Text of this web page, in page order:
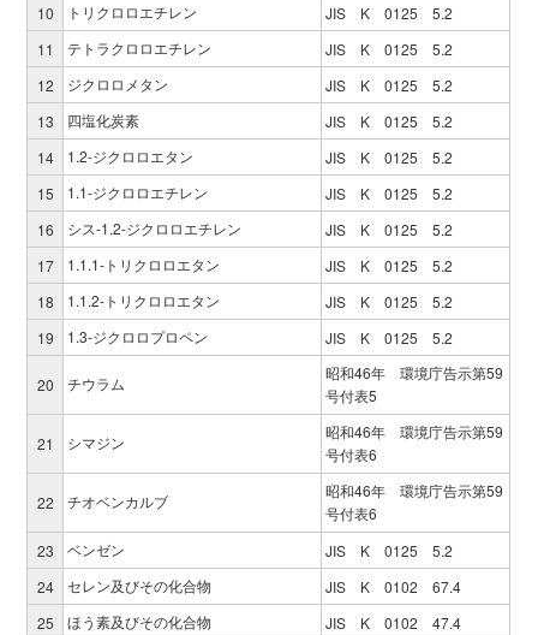
10
トリクロロエチレン
JIS K 0125 5.2
11
テトラクロロエチレン
JIS K 0125 5.2
12
ジクロロメタン
JIS K 0125 5.2
13
四塩化炭素
JIS K 0125 5.2
14
1.2-ジクロロエタン
JIS K 0125 5.2
15
1.1-ジクロロエチレン
JIS K 0125 5.2
16
シス-1.2-ジクロロエチレン
JIS K 0125 5.2
17
1.1.1-トリクロロエタン
JIS K 0125 5.2
18
1.1.2-トリクロロエタン
JIS K 0125 5.2
19
1.3-ジクロロプロペン JIS K 0125 5.2
20 チウラム
昭和46年 環境庁告示第59
号付表5
21 シマジン
昭和46年 環境庁告示第59
号付表6
22 チオベンカルブ
昭和46年 環境庁告示第59
号付表6
23
ベンゼン
JIS K 0125 5.2
24
セレン及びその化合物
JIS K 0102 67.4
25
ほう素及びその化合物
JIS K 0102 47.4